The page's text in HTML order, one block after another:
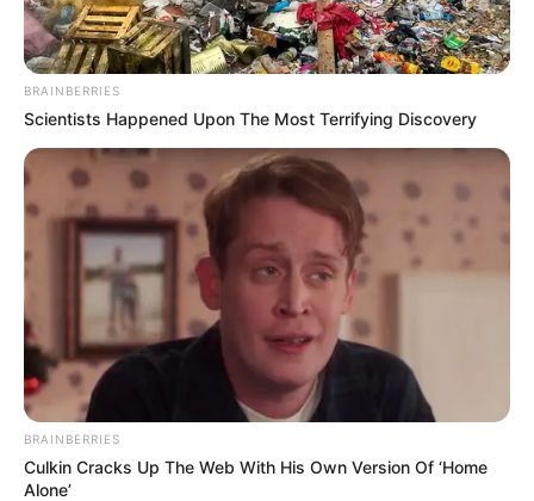
gehört deshalb zumUNESCO-Weltkulturerbe. Das
abgebildete Holstentor gehört zudem zu den
bekanntestenWahrzeichen Deutschlands.
Wismar
Wegen ihrer gut erhaltenen Altstadt ist die
an derOstseeliegende Hafenstadt
unbedingt einen Besuch wert. Außerdem
steht sie zusammen mit Stralsund auf der Liste des
Weltkulturerbes der UNESCO. Gotische Architekturen an
Kirchen und zahlreichen historischen Häusern zeugen
von der Zeit derHanse, als Wismar einen großen
wirtschaftlichen Aufschwung erlebte. Die abgebildete
Wasserkunst aus dem 16. Jahrhundert ist auch das
Wahrzeichen der Stadt.
BRAINBERRIES
Scientists Happened Upon The Most Terrifying Discovery
BRAINBERRIES
Culkin Cracks Up The Web With His Own Version Of ‘Home
Alone’